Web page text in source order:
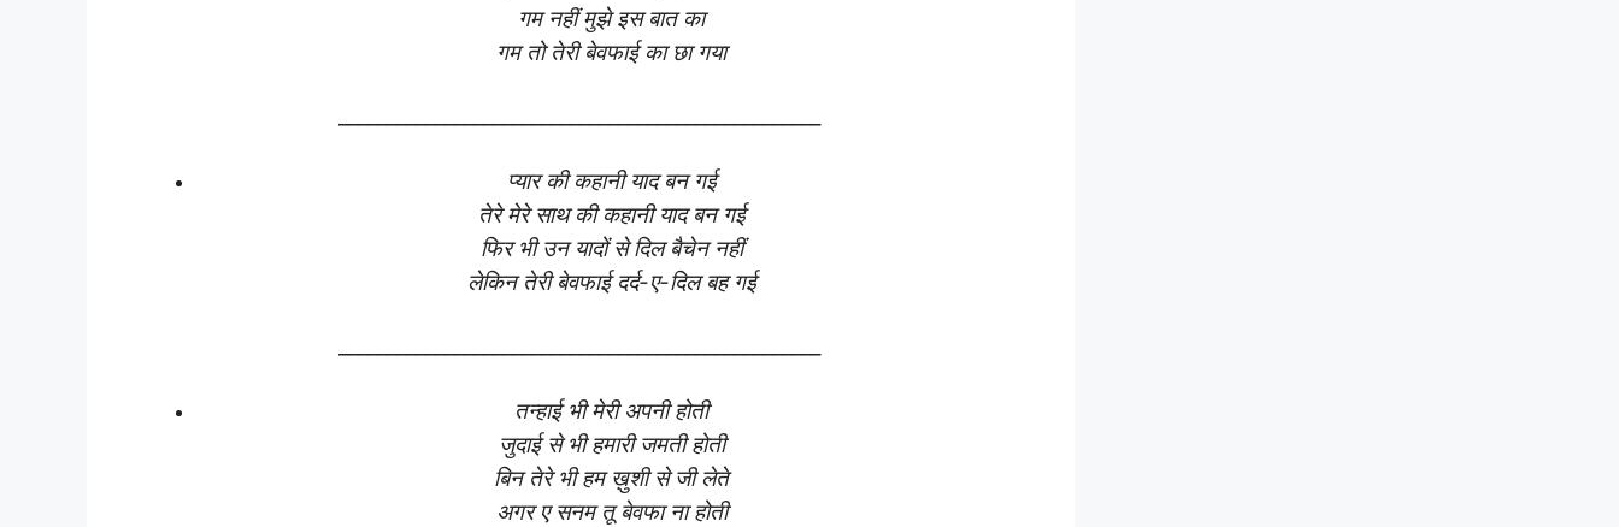
गम नहीं मुझे इस बात का
गम तो तेरी बेवफाई का छा गया
प्यार की कहानी याद बन गई
तेरे मेरे साथ की कहानी याद बन गई
फिर भी उन यादों से दिल बैचेन नहीं
लेकिन तेरी बेवफाई दर्द-ए-दिल बह गई
तन्हाई भी मेरी अपनी होती
जुदाई से भी हमारी जमती होती
बिन तेरे भी हम ख़ुशी से जी लेते
अगर ए सनम तू बेवफा ना होती